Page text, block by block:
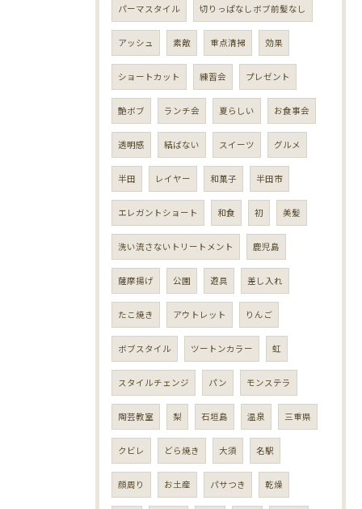
パーマスタイル 切りっぱなしボブ前髪なし
アッシュ 素敵 重点清掃 効果
ショートカット 練習会 プレゼント
艶ボブ ランチ会 夏らしい お食事会
透明感 結ばない スイーツ グルメ
半田 レイヤー 和菓子 半田市
エレガントショート 和食 初 美髪
洗い流さないトリートメント 鹿児島
薩摩揚げ 公園 遊具 差し入れ
たこ焼き アウトレット りんご
ボブスタイル ツートンカラー 虹
スタイルチェンジ パン モンステラ
陶芸教室 梨 石垣島 温泉 三重県
クビレ どら焼き 大須 名駅
顔周り お土産 パサつき 乾燥